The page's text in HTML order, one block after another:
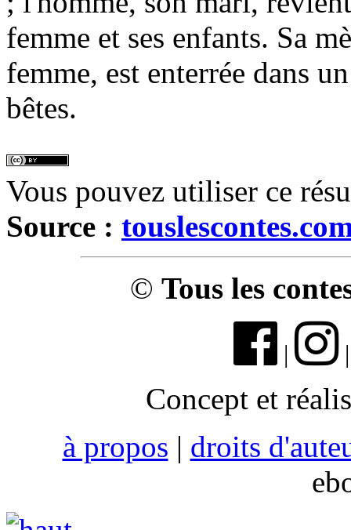
femme et ses enfants. Sa
femme, est enterrée dans
bêtes.
Vous pouvez utiliser ce
Source :
© Tous les
|
Concept et
à propos | droits